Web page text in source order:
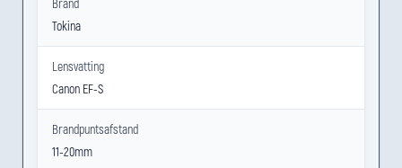
Brand
Tokina
Lensvatting
Canon EF-S
Brandpuntsafstand
11-20mm